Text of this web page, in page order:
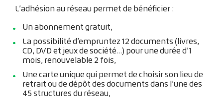
L’adhésion au réseau permet de bénéficier :
Un abonnement gratuit,
La possibilité d’empruntez 12 documents (livres,
CD, DVD et jeux de société…) pour une durée d’1
mois, renouvelable 2 fois,
Une carte unique qui permet de choisir son lieu de
retrait ou de dépôt des documents dans l’une des
45 structures du réseau,